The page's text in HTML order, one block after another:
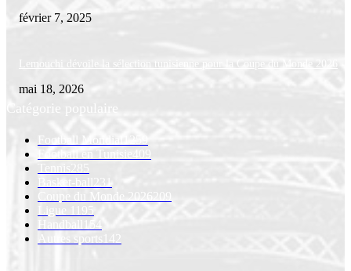
février 7, 2025
Lemouchi dévoile la sélection tunisienne pour la Coupe du Monde 2026
mai 18, 2026
Catégorie populaire
Football Mondial
1259
Football en Tunisie 409
Tennis
285
Basket-ball
231
Coupe du Monde 2026 209
Ligue 1
195
Handball
154
Autres sports 142